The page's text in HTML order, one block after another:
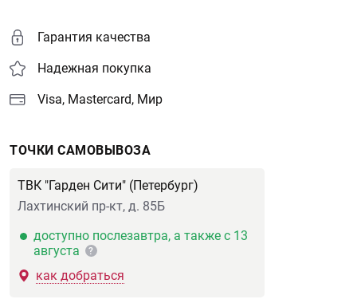
Гарантия качества
Надежная покупка
Visa, Mastercard, Мир
ТОЧКИ САМОВЫВОЗА
ТВК "Гарден Сити" (Петербург)
Лахтинский пр-кт, д. 85Б
доступно послезавтра, а также с 13
августа
?
как добраться